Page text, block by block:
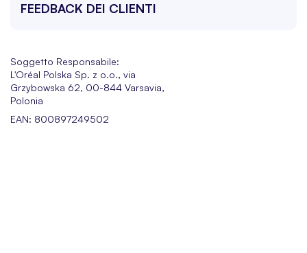
FEEDBACK DEI CLIENTI
Soggetto Responsabile:
L'Oréal Polska Sp. z o.o., via
Grzybowska 62, 00-844 Varsavia,
Polonia
EAN: 800897249502